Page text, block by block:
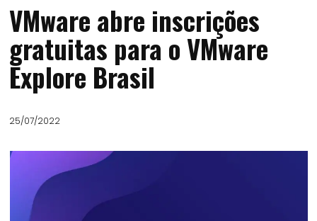
VMware abre inscrições
gratuitas para o VMware
Explore Brasil
25/07/2022